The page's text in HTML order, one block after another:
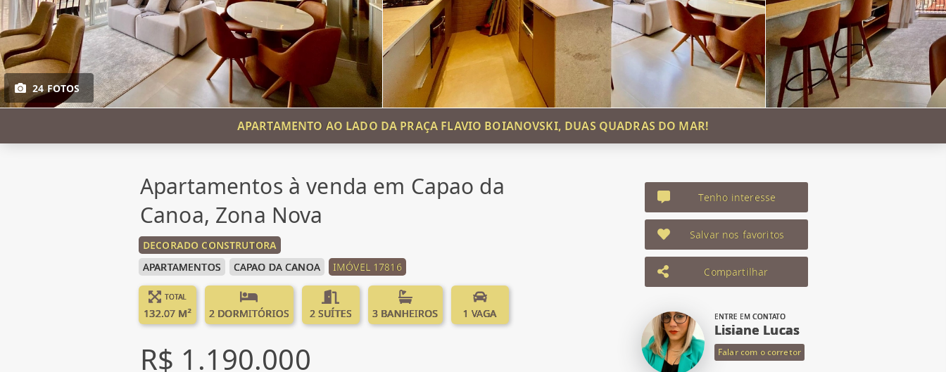
24 FOTOS
APARTAMENTO AO LADO DA PRAÇA FLAVIO BOIANOVSKI, DUAS QUADRAS DO MAR!
Apartamentos à venda em Capao da
Canoa, Zona Nova
DECORADO CONSTRUTORA
APARTAMENTOS
CAPAO DA CANOA IMÓVEL 17816
TOTAL
132.07 M² 2 DORMITÓRIOS 2 SUÍTES 3 BANHEIROS 1 VAGA
R$ 1.190.000
Tenho interesse
Salvar nos favoritos
Compartilhar
ENTRE EM CONTATO
Lisiane Lucas
Falar com o corretor